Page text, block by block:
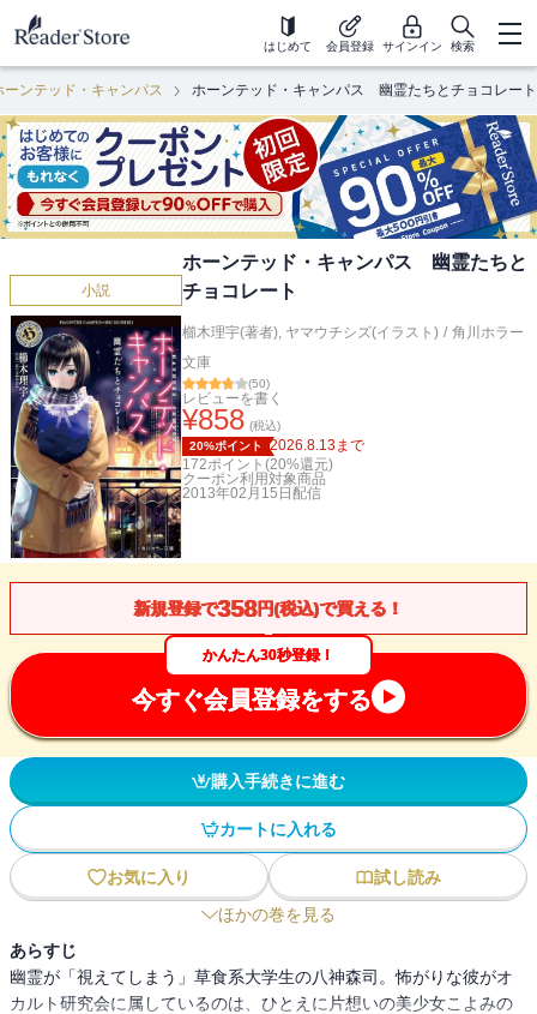
はじめて 会員登録 サインイン 検索
ーンテッド・キャンパス ホーンテッド・キャンパス 幽霊たちとチョコレート
小説
ホーンテッド・キャンパス 幽霊たちと
チョコレート
櫛木理宇(著者), ヤマウチシズ(イラスト) / 角川ホラー
文庫
(50)
レビューを書く
¥858 (税込)
20%ポイント
2026.8.13まで
172ポイント(20%還元)
クーポン利用対象商品
2013年02月15日 配信
新規登録で358円(税込)で買える！
かんたん30秒登録！
今すぐ会員登録をする
購入手続きに進む
カートに入れる
お気に入り
試し読み
ほかの巻を見る
あらすじ
幽霊が「視えてしまう」草食系大学生の八神森司。怖がりな彼がオ
カルト研究会に属しているのは、ひとえに片想いの美少女こよみの